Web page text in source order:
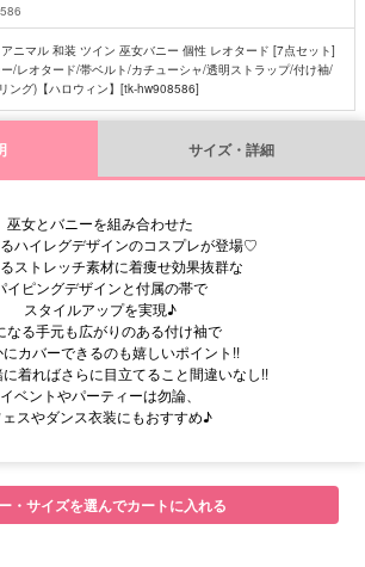
ニマル 和装 ツイン 巫女バニー 個性 レオタード [7点セット]
/レオタード/帯ベルト/カチューシャ/透明ストラップ/付け袖/
ング)【ハロウィン】[tk-hw908586]
サイズ・詳細
巫女とバニーを組み合わせた
ハイレグデザインのコスプレが登場♡
ストレッチ素材に着痩せ効果抜群な
イピングデザインと付属の帯で
スタイルアップを実現♪
なる手元も広がりのある付け袖で
カバーできるのも嬉しいポイント!!
着ればさらに目立てること間違いなし!!
イベントやパーティーは勿論、
ェスやダンス衣装にもおすすめ♪
・サイズを選んでカートに入れる